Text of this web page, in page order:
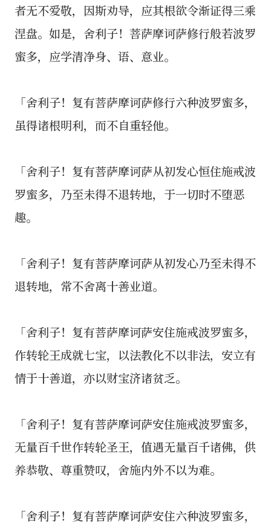
者无不爱敬，因斯劝导，应其根欲令渐证得三乘
涅盘。如是，舍利子！菩萨摩诃萨修行般若波罗
蜜多，应学清净身、语、意业。
「舍利子！复有菩萨摩诃萨修行六种波罗蜜多，
虽得诸根明利，而不自重轻他。
「舍利子！复有菩萨摩诃萨从初发心恒住施戒波
罗蜜多，乃至未得不退转地，于一切时不堕恶
趣。
「舍利子！复有菩萨摩诃萨从初发心乃至未得不
退转地，常不舍离十善业道。
「舍利子！复有菩萨摩诃萨安住施戒波罗蜜多，
作转轮王成就七宝，以法教化不以非法，安立有
情于十善道，亦以财宝济诸贫乏。
「舍利子！复有菩萨摩诃萨安住施戒波罗蜜多，
无量百千世作转轮圣王，值遇无量百千诸佛，供
养恭敬、尊重赞叹，舍施内外不以为难。
「舍利子！复有菩萨摩诃萨安住六种波罗蜜多，